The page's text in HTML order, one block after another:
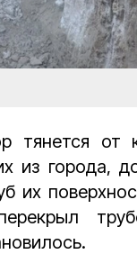
тянется от
из города,
их